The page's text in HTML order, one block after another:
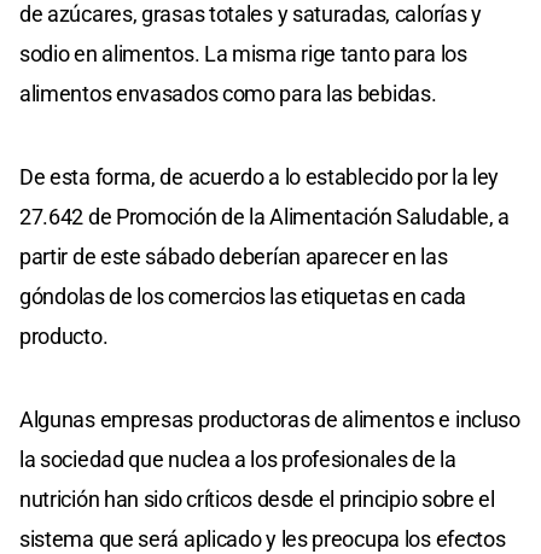
de azúcares, grasas totales y saturadas, calorías y
sodio en alimentos. La misma rige tanto para los
alimentos envasados como para las bebidas.
De esta forma, de acuerdo a lo establecido por la ley
27.642 de Promoción de la Alimentación Saludable, a
partir de este sábado deberían aparecer en las
góndolas de los comercios las etiquetas en cada
producto.
Algunas empresas productoras de alimentos e incluso
la sociedad que nuclea a los profesionales de la
nutrición han sido críticos desde el principio sobre el
sistema que será aplicado y les preocupa los efectos